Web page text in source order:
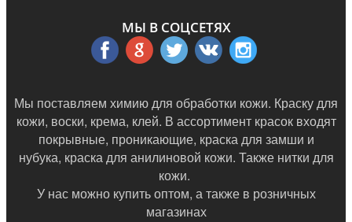
МЫ В СОЦСЕТЯХ
Мы поставляем химию для обработки кожи. Краску для
кожи, воски, крема, клей. В ассортимент красок входят
покрывные, проникающие, краска для замши и
нубука, краска для анилиновой кожи. Также нитки для
кожи.
У нас можно купить оптом, а также в розничных
магазинах